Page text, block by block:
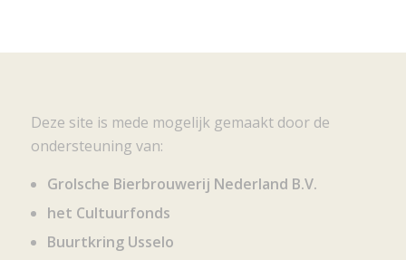
Deze site is mede mogelijk gemaakt door de
ondersteuning van:
Grolsche Bierbrouwerij Nederland B.V.
het Cultuurfonds
Buurtkring Usselo